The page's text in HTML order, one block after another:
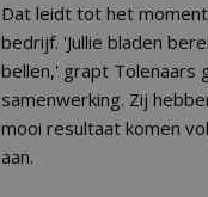
Dat leidt tot het
bedrijf. 'Jullie bladen
bellen,' grapt Tolenaars
samenwerking. Zij
mooi resultaat komen
aan.